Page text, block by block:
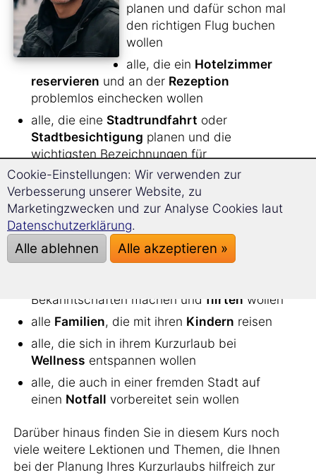
planen und dafür schon mal
den richtigen Flug buchen
wollen
alle, die ein Hotelzimmer
reservieren und an der Rezeption
problemlos einchecken wollen
alle, die eine Stadtrundfahrt oder
Stadtbesichtigung planen und die
wichtigsten Bezeichnungen für
Sehenswürdigkeiten und wichtige Orte parat
haben wollen
alle Unternehmungslustigen, die in ihrer
Freizeit nicht nur die
sondern auch insKino,Museum , in ein
Konzertoder zumShoppen gehenwollen
Bekanntschaften machen und flirten wollen
alle Familien, die mit ihren Kindern reisen
alle, die sich in ihrem Kurzurlaub bei
Wellness entspannen wollen
alle, die auch in einer fremden Stadt auf
einen Notfall vorbereitet sein wollen
Darüber hinaus finden Sie in diesem Kurs noch
viele weitere Lektionen und Themen, die Ihnen
bei der Planung Ihres Kurzurlaubs hilfreich zur
Cookie-Einstellungen: Wir verwenden zur
Verbesserung unserer Website, zu
Marketingzwecken und zur Analyse Cookies laut
Datenschutzerklärung.
Alle ablehnen Alle akzeptieren »